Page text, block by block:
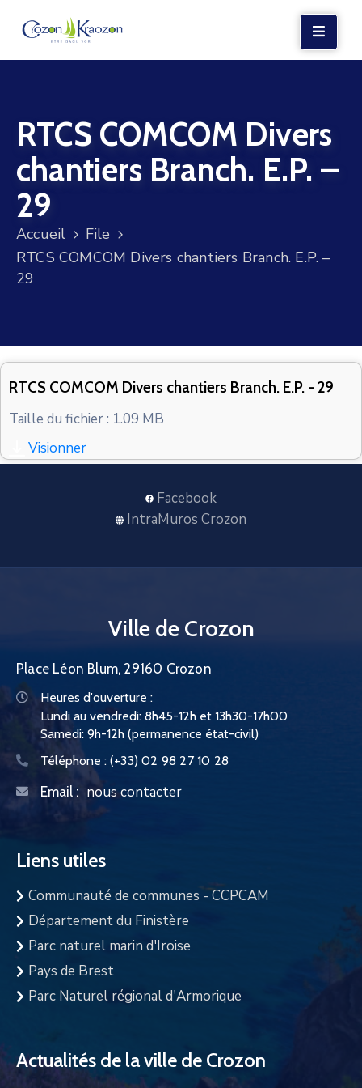
VIE
LOCALE
VIE
SOCIALE
TERRE
ET
MER
RTCS COMCOM Divers
chantiers Branch. E.P. –
29
Accueil
File
RTCS COMCOM Divers chantiers Branch. E.P. –
29
RTCS COMCOM Divers chantiers Branch. E.P. - 29
Taille du fichier : 1.09 MB
Visionner
Facebook
IntraMuros Crozon
Ville de Crozon
Place Léon Blum, 29160 Crozon
Heures d'ouverture :
Lundi au vendredi: 8h45-12h et 13h30-17h00
Samedi: 9h-12h (permanence état-civil)
Téléphone : (+33) 02 98 27 10 28
Email : nous contacter
Liens utiles
Communauté de communes - CCPCAM
Département du Finistère
Parc naturel marin d'Iroise
Pays de Brest
Parc Naturel régional d'Armorique
Actualités de la ville de Crozon